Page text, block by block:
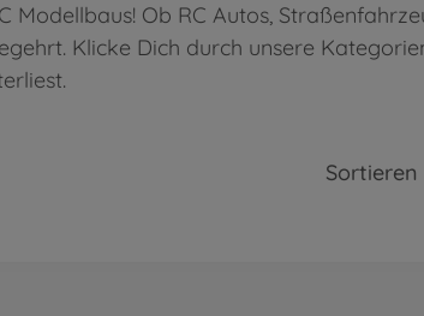
Modellbaus! Ob RC Autos,
Klicke Dich durch unsere
Sortieren